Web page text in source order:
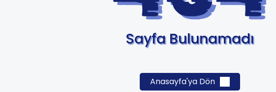
Sayfa Bulunamadı
Anasayfa'ya Dön